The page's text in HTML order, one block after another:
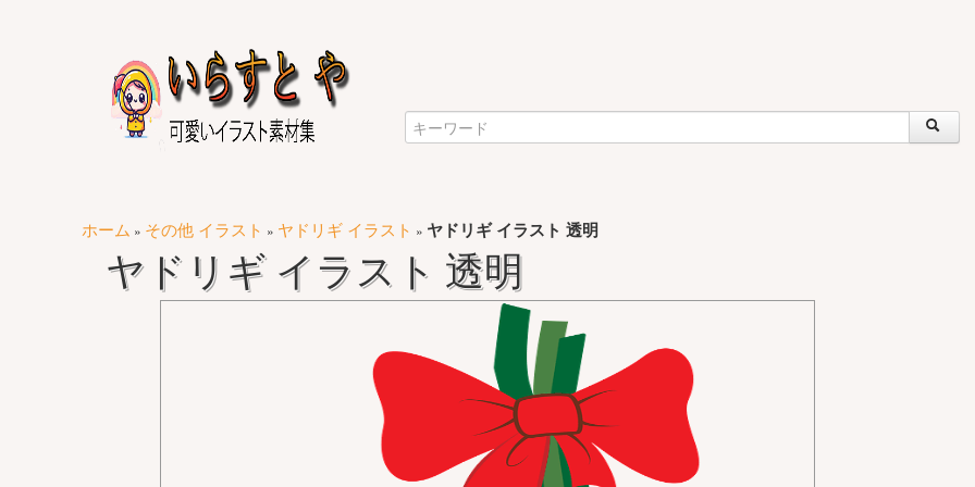
ホーム » その他 イラスト » ヤドリギ イラスト » ヤドリギ イラスト 透明
ヤドリギ イラスト 透明